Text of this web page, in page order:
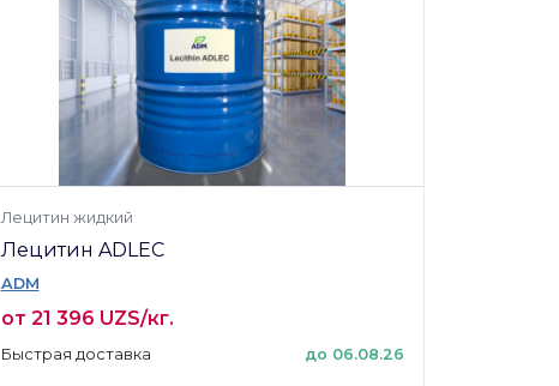
Лецитин жидкий
Лецитин ADLEC
ADM
от 21 396 UZS/кг.
Быстрая доставка до 06.08.26